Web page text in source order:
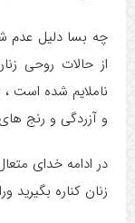
چه بسا دلیل عدم
از حالات روحی
ناملایم شده است
و آزردگی و رنج
در ادامه خدای
زنان کناره بگیرید